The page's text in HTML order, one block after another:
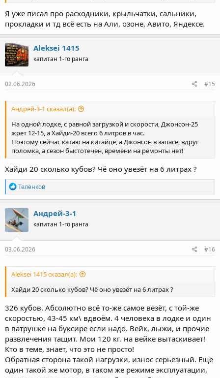
Я уже писал про расходники, крыльчатки, сальники,
прокладки и тд всё есть на Али, озоне, Авито, Яндексе.
Aleksei 1415
капитан 1-го ранга
02.06.2026 #15
Андрей-3-1 сказал(а):
На одной лодке, с равной загрузкой и скорости, Джонсон-25
жрет 12-15, а Хайди-20 всего 6 литров в час.
Поэтому сейчас катаю на китайце, а Джонсон в запасе, вдруг
поломка, а сезон быстотечен, времени на ремонты нет!
Хайди 20 сколько кубов? Чё оно увезёт на 6 литрах ?
Р
е
а
к
ц
и
и
:
Теленков
Андрей-3-1
капитан 1-го ранга
03.06.2026 #16
Aleksei 1415 сказал(а):
Хайди 20 сколько кубов? Чё оно увезёт на 6 литрах ?
326 кубов. Абсолютно всё то-же самое везёт, с той-же
скоростью, 43-45 км\ вдвоём. 4 человека в лодке и один
в ватрушке на буксире если надо. Вейк, лыжи, и прочие
развлечения тащит. Мои 120 кг. на вейке вытаскивает!
Кто в теме, знает, что это не просто!
Обратная сторона такой нагрузки, износ серьёзный. Ещё
один такой же мотор, в таком же режиме эксплуатации,